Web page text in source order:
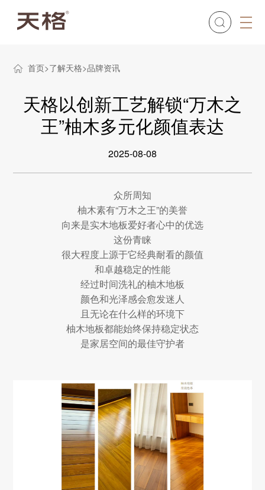
首页 了解天格 品牌资讯
天格以创新工艺解锁“万木之
王”柚木多元化颜值表达
2025-08-08
众所周知
柚木素有“万木之王”的美誉
向来是实木地板爱好者心中的优选
这份青睐
很大程度上源于它经典耐看的颜值
和卓越稳定的性能
经过时间洗礼的柚木地板
颜色和光泽感会愈发迷人
且无论在什么样的环境下
柚木地板都能始终保持稳定状态
是家居空间的最佳守护者